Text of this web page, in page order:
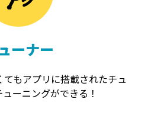
ーナー
もアプリに搭載されたチュ
ーニングができる！